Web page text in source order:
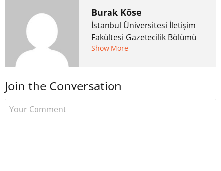
Burak Köse
İstanbul Üniversitesi İletişim
Fakültesi Gazetecilik Bölümü
mezunu. 6 yıl ana akım
kurdu. 2017'nin Mayıs ayından
Show More
Join the Conversation